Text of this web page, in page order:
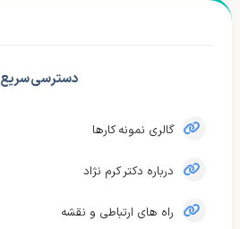
دسترسی سریع
گالری نمونه کارها
درباره دکتر کرم نژاد
راه های ارتباطی و نقشه